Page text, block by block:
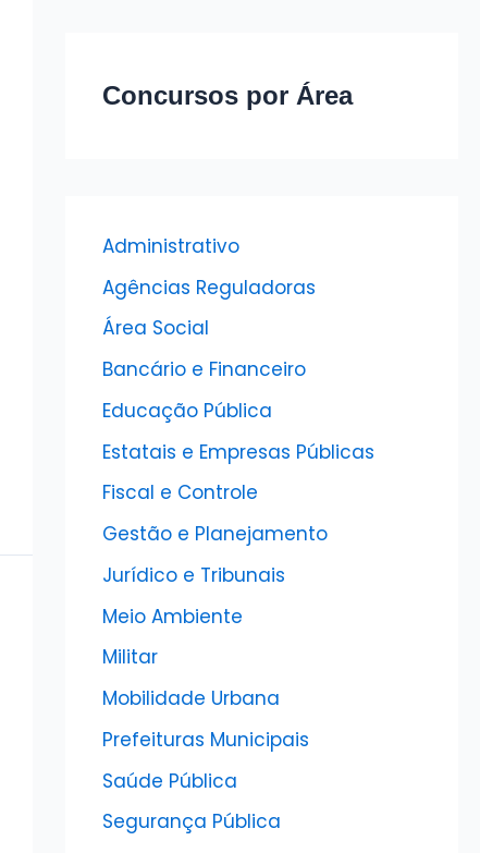
Concursos por Área
Administrativo
Agências Reguladoras
Área Social
Bancário e Financeiro
Educação Pública
Estatais e Empresas Públicas
Fiscal e Controle
Gestão e Planejamento
Jurídico e Tribunais
Meio Ambiente
Militar
Mobilidade Urbana
Prefeituras Municipais
Saúde Pública
Segurança Pública